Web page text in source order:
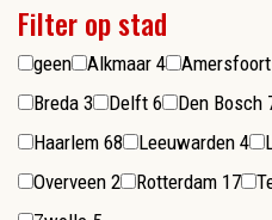
Filter op stad
geen Alkmaar 4 Amersfoort
Breda 3 Delft 6 Den Bosch
Haarlem 68 Leeuwarden 4
Overveen 2 Rotterdam 17